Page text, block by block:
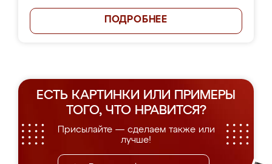
ПОДРОБНЕЕ
ЕСТЬ КАРТИНКИ ИЛИ ПРИМЕРЫ
ТОГО, ЧТО НРАВИТСЯ?
Присылайте — сделаем также или
лучше!